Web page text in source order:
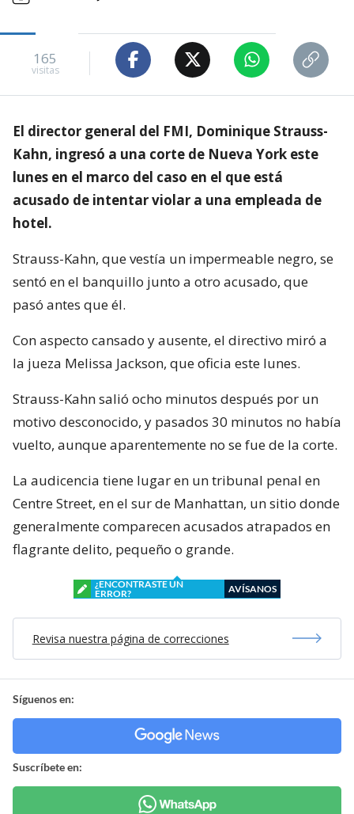
165
visitas
El director general del FMI, Dominique Strauss-
Kahn, ingresó a una corte de Nueva York este
lunes en el marco del caso en el que está
acusado de intentar violar a una empleada de
hotel.
Strauss-Kahn, que vestía un impermeable negro, se
sentó en el banquillo junto a otro acusado, que
pasó antes que él.
Con aspecto cansado y ausente, el directivo miró a
la jueza Melissa Jackson, que oficia este lunes.
Strauss-Kahn salió ocho minutos después por un
motivo desconocido, y pasados 30 minutos no había
vuelto, aunque aparentemente no se fue de la corte.
La audicencia tiene lugar en un tribunal penal en
Centre Street, en el sur de Manhattan, un sitio donde
generalmente comparecen acusados atrapados en
flagrante delito, pequeño o grande.
¿ENCONTRASTE UN
ERROR?
AVÍSANOS
Revisa nuestra página de correcciones
Síguenos en:
Suscríbete en: